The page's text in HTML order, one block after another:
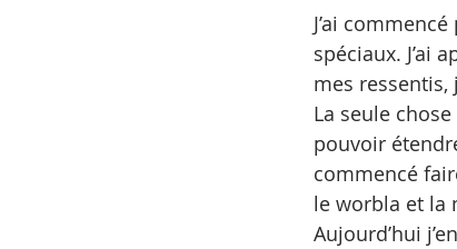
J’ai
spéciaux. J’ai
mes ressentis,
La seule
pouvoir
commencé
le worbla et la
Aujourd’hui